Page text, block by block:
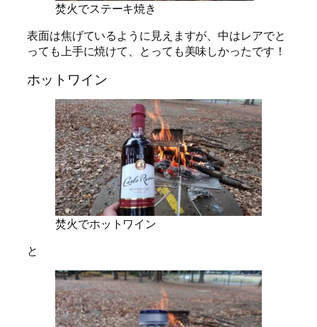
焚火でステーキ焼き
表面は焦げているように見えますが、中はレアでと
っても上手に焼けて、とっても美味しかったです！
ホットワイン
焚火でホットワイン
と